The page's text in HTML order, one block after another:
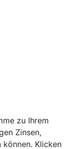
zu Ihrem
Zinsen,
Klicken